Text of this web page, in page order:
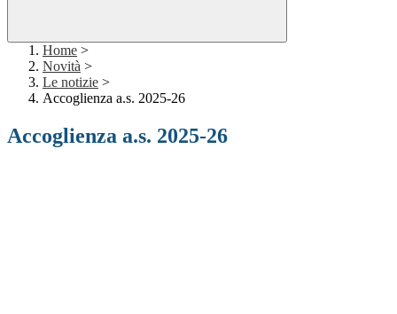
Home >
Novità >
Le notizie >
Accoglienza a.s. 2025-26
Accoglienza a.s. 2025-26